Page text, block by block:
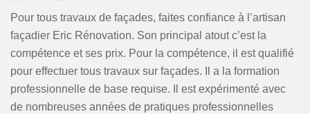
Pour tous travaux de façades, faites confiance à l’artisan
façadier Eric Rénovation. Son principal atout c’est la
compétence et ses prix. Pour la compétence, il est qualifié
pour effectuer tous travaux sur façades. Il a la formation
professionnelle de base requise. Il est expérimenté avec
de nombreuses années de pratiques professionnelles